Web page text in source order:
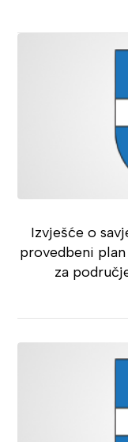
Izvješće o
provedbeni
za